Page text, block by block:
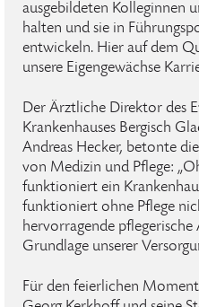
ausgebildeten Kolleginnen
halten und sie in
entwickeln. Hier auf dem
unsere Eigengewächse
Der Ärztliche Direktor des
Krankenhauses Bergisch
Andreas Hecker, betonte
von Medizin und Pflege:
funktioniert ein
funktioniert ohne Pflege
hervorragende pflegerische
Grundlage unserer
Für den feierlichen